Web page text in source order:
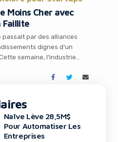
Moins Cher avec
Faillite
passait par des alliances
dignes d’un
semaine, l’industrie
électrique (EV) le
Naïve Lève 28,5M$
Pour Automatiser Les
Entreprises
blocker!